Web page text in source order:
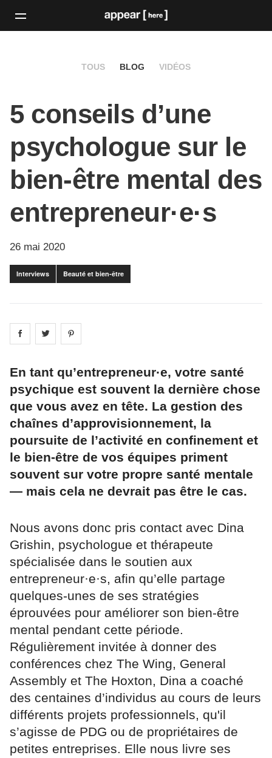
TOUS BLOG VIDÉOS
5 conseils d’une
psychologue sur le
bien-être mental des
entrepreneur·e·s
26 mai 2020
Interviews Beauté et bien-être
Share on facebook
Share on
En tant qu’entrepreneur·e, votre santé
psychique est souvent la dernière chose
que vous avez en tête. La gestion des
chaînes d’approvisionnement, la
poursuite de l’activité en confinement et
le bien-être de vos équipes priment
souvent sur votre propre santé mentale
— mais cela ne devrait pas être le cas.
Nous avons donc pris contact avec Dina
Grishin, psychologue et thérapeute
spécialisée dans le soutien aux
entrepreneur·e·s, afin qu’elle partage
quelques-unes de ses stratégies
éprouvées pour améliorer son bien-être
mental pendant cette période.
Régulièrement invitée à donner des
conférences chez The Wing, General
Assembly et The Hoxton, Dina a coaché
des centaines d’individus au cours de leurs
différents projets professionnels, qu'il
s’agisse de PDG ou de propriétaires de
petites entreprises. Elle nous livre ses